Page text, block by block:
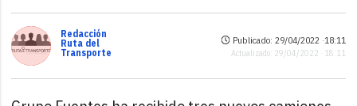
Redacción
Ruta del
Transporte
Publicado: 29/04/2022 ·18:11
Actualizado: 29/04/2022 · 18:11